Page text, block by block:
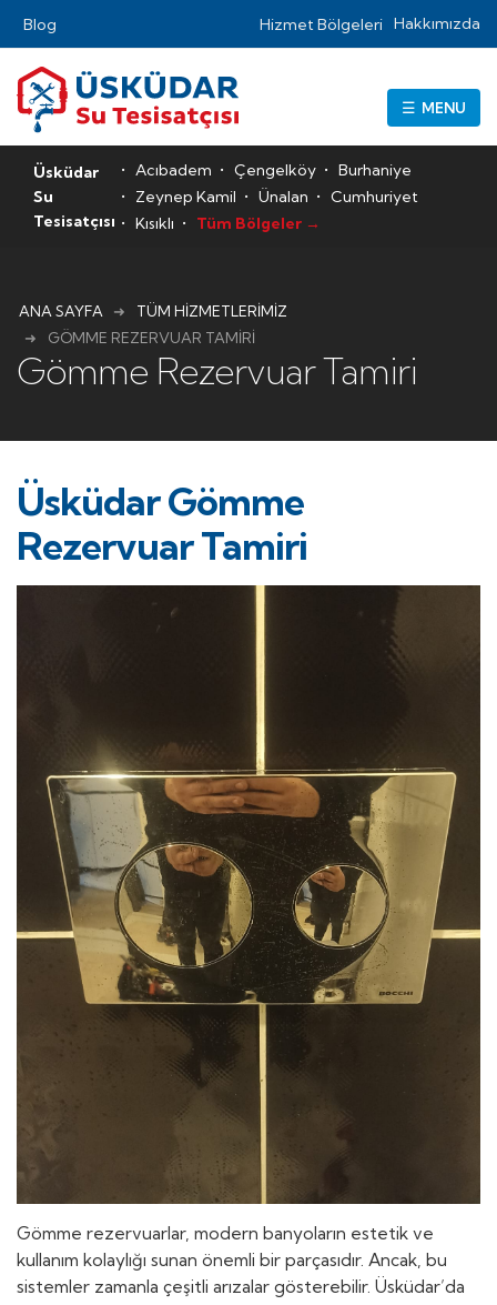
Blog Hakkımızda
Hizmet Bölgeleri
☰
Üsküdar
Su
Tesisatçısı
Acıbadem Çengelköy
Burhaniye
Zeynep Kamil
Ünalan
Cumhuriyet
Kısıklı
Tüm Bölgeler →
ANA SAYFA
TÜM HIZMETLERIMIZ
GÖMME REZERVUAR TAMIRI
Gömme Rezervuar Tamiri
Üsküdar Gömme
Rezervuar Tamiri
Gömme rezervuarlar, modern banyoların estetik ve
kullanım kolaylığı sunan önemli bir parçasıdır. Ancak, bu
sistemler zamanla çeşitli arızalar gösterebilir. Üsküdar’da